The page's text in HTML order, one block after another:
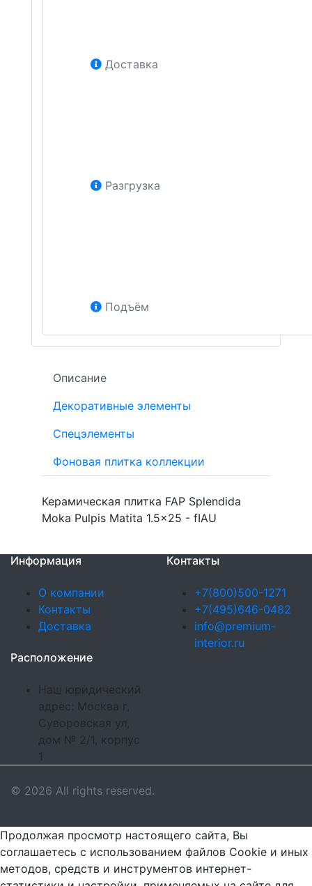
Доставка
Разгрузка
Подъём
Описание
Декоративные элементы
Спецэлементы
Фоновая плитка коллекции
Керамическая плитка FAP Splendida
Moka Pulpis Matita 1.5x25 - fIAU
Информация
О компании
Контакты
Доставка
Контакты
+7(800)500-1271
+7(495)646-0482
info@premium-
interior.ru
Расположение
Наш юридический
адрес: Москва г,
Суворовская ул,
дом № 2/1, корпус
© 2026 All rights reserved.
Продолжая просмотр настоящего сайта, Вы
соглашаетесь с использованием файлов Cookie и иных
методов, средств и инструментов интернет-